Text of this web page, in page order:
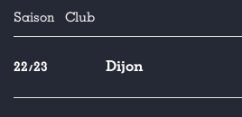
Saison Club
22/23 Dijon